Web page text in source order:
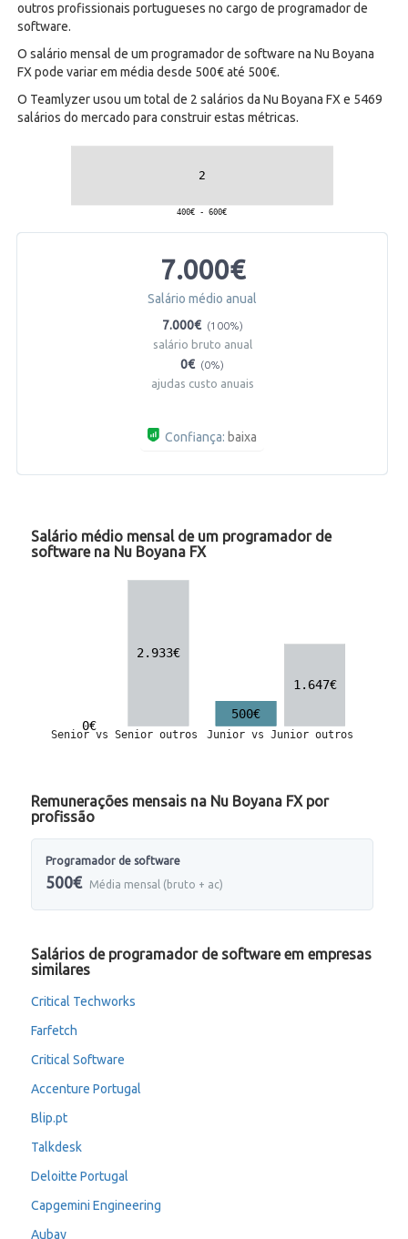
outros profissionais portugueses no cargo de programador de
software.
O salário mensal de um programador de software na Nu Boyana
FX pode variar em média desde 500€ até 500€.
O Teamlyzer usou um total de 2 salários da Nu Boyana FX e 5469
salários do mercado para construir estas métricas.
7.000€
Salário médio anual
7.000€ (100%)
salário bruto anual
0€ (0%)
ajudas custo anuais
Confiança: baixa
Salário médio mensal de um programador de
software na Nu Boyana FX
Remunerações mensais na Nu Boyana FX por
profissão
Programador de software
500€ Média mensal (bruto + ac)
Salários de programador de software em empresas
similares
Critical Techworks
Farfetch
Critical Software
Accenture Portugal
Blip.pt
Talkdesk
Deloitte Portugal
Capgemini Engineering
Aubay